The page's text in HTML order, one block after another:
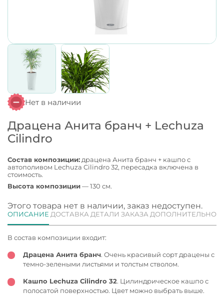
Нет в наличии
Драцена Анита бранч + Lechuza
Cilindro
Состав композиции:драцена Анита бранч + кашпо с
автополивом Lechuza Cilindro 32, пересадка включена в
стоимость.
Высота композиции— 130 см.
Этого товара нет в наличии, заказ недоступен.
ОПИСАНИЕ ДОСТАВКА ДЕТАЛИ ЗАКАЗА ДОПОЛНИТЕЛЬНО
В состав композиции входит:
Драцена Анита бранч. Очень красивый сорт драцены с
темно-зелеными листьями и толстым стволом.
Кашпо Lechuza Cilindro 32. Цилиндрическое кашпо с
полосатой поверхностью. Цвет можно выбрать выше.